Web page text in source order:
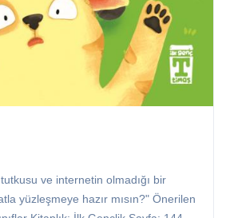
ve internetin olmadığı bir
yüzleşmeye hazır mısın?" Önerilen